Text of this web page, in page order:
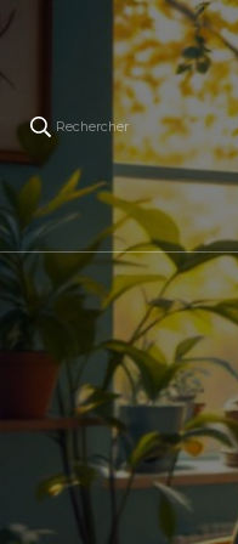
Rechercher